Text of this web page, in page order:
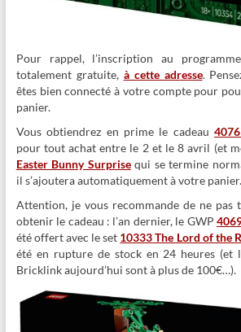
Pour rappel, l’inscription au
totalement gratuite, à cette adresse.
êtes bien connecté à votre compte pour
panier.
Vous obtiendrez en prime le cadeau
pour tout achat entre le 2 et le 8 avril (et
Easter Bunny Surprisequi se termine
il s’ajoutera automatiquement à votre panier.
Attention, je vous recommande de ne pas
obtenir le cadeau : l’an dernier, le GWP
été offert avec le set 10333 The Lord of the
été en rupture de stock en 24 heures (et
Bricklink aujourd’hui sont à plus de 100€…).